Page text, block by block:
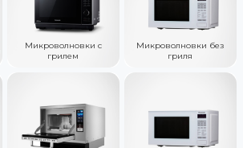
Микроволновки с
грилем
Микроволновки без
гриля